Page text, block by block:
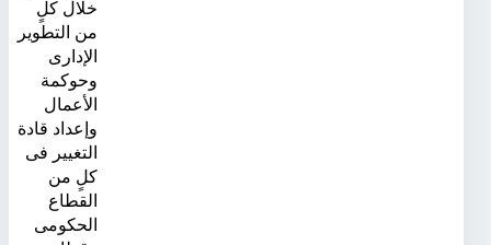
خلال كلٍ
من التطوير
الإدارى
وحوكمة
الأعمال
وإعداد قادة
التغيير فى
كلٍ من
القطاع
الحكومى